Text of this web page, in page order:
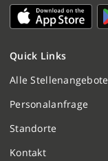
Quick Links
Alle Stellenangebote
Personalanfrage
Standorte
Kontakt